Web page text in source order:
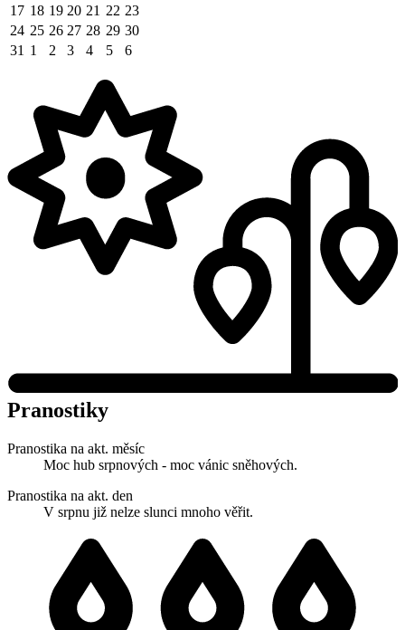
17 18 19 20 21 22 23
24 25 26 27 28 29 30
31 1 2 3 4 5 6
Pranostiky
Pranostika na akt. měsíc
Moc hub srpnových - moc vánic sněhových.
Pranostika na akt. den
V srpnu již nelze slunci mnoho věřit.